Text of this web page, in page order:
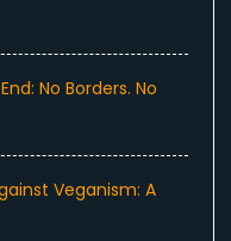
No Borders. No
Veganism: A